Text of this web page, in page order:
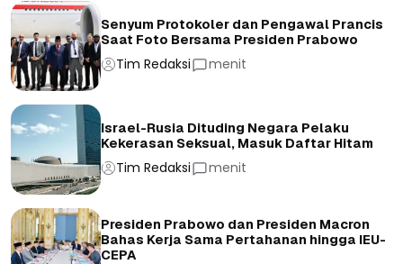
Senyum Protokoler dan Pengawal Prancis
Saat Foto Bersama Presiden Prabowo
Tim Redaksi menit
Israel-Rusia Dituding Negara Pelaku
Kekerasan Seksual, Masuk Daftar Hitam
Tim Redaksi menit
Presiden Prabowo dan Presiden Macron
Bahas Kerja Sama Pertahanan hingga IEU-
CEPA